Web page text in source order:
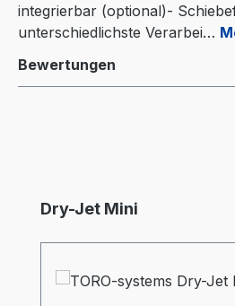
integrierbar (optional)-
unterschiedlichste Verarbei…
Bewertungen
Produktgalerie überspringen
Dry-Jet Mini